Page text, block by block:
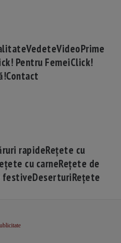
VedeteVideoPrime
Pentru FemeiClick!
Contact
rapideRețete cu
cu carneRețete de
festiveDeserturiRețete